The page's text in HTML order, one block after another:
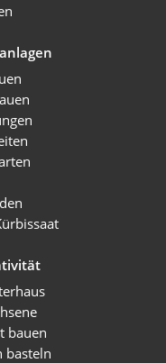
bauen
basteln